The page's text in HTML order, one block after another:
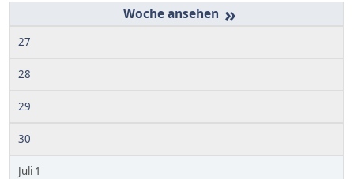
»
27
28
29
30
Juli 1